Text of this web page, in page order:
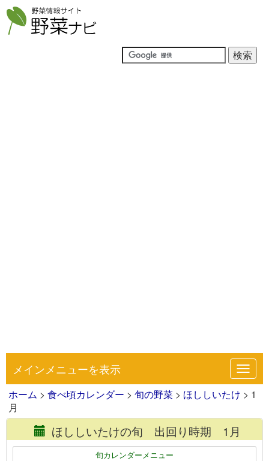
メインメニューを表示
ホーム > 食べ頃カレンダー > 旬の野菜 > ほししいたけ > 1
月
ほししいたけの旬 出回り時期 1月
旬カレンダーメニュー